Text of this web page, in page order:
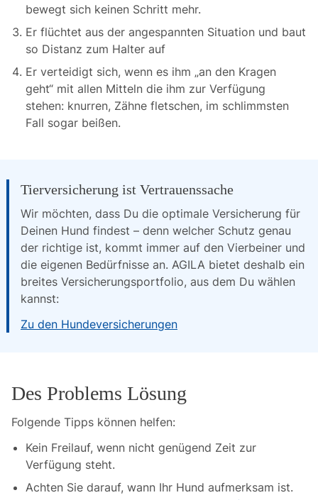
bewegt sich keinen Schritt mehr.
Er flüchtet aus der angespannten Situation und baut
so Distanz zum Halter auf
Er verteidigt sich, wenn es ihm „an den Kragen
geht“ mit allen Mitteln die ihm zur Verfügung
stehen: knurren, Zähne fletschen, im schlimmsten
Fall sogar beißen.
Tierversicherung ist Vertrauenssache
Wir möchten, dass Du die optimale Versicherung für
Deinen Hund findest – denn welcher Schutz genau
der richtige ist, kommt immer auf den Vierbeiner und
die eigenen Bedürfnisse an. AGILA bietet deshalb ein
breites Versicherungsportfolio, aus dem Du wählen
kannst:
Zu den Hundeversicherungen
Des Problems Lösung
Folgende Tipps können helfen:
Kein Freilauf, wenn nicht genügend Zeit zur
Verfügung steht.
Achten Sie darauf, wann Ihr Hund aufmerksam ist.